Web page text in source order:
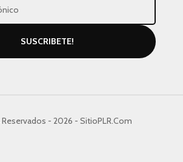
SUSCRIBETE!
- 2026 - SitioPLR.Com